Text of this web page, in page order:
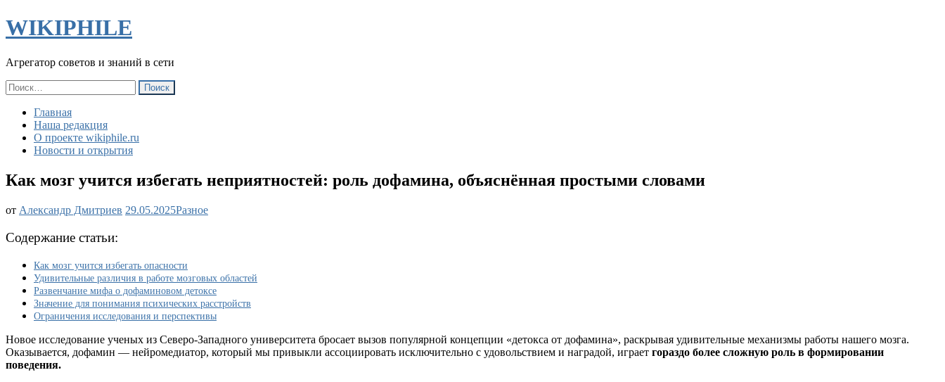
WIKIPHILE
Агрегатор советов и знаний в сети
Найти:
Главная
Наша редакция
О проекте wikiphile.ru
Новости и открытия
Как мозг учится избегать неприятностей: роль дофамина, объяснённая простыми словами
от Александр Дмитриев 29.05.2025Как
роль
дофамина,
объяснённая
простыми
словами
Разное
Содержание статьи:
Как мозг учится избегать опасности
Удивительные различия в работе мозговых областей
Развенчание мифа о дофаминовом детоксе
Значение для понимания психических расстройств
Ограничения исследования и перспективы
Новое исследование ученых из Северо-Западного университета бросает вызов популярной концепции «детокса от дофамина», раскрывая удивительные механизмы работы нашего мозга.
Оказывается, дофамин — нейромедиатор, который мы привыкли ассоциировать исключительно с удовольствием и наградой, играет гораздо более сложную роль в формировании
поведения.